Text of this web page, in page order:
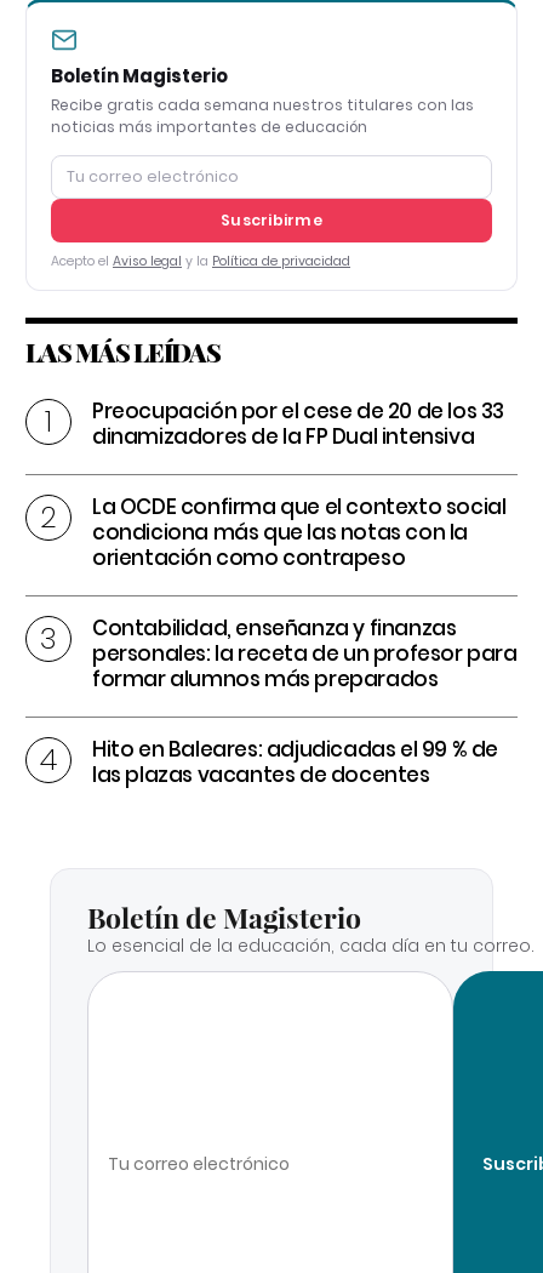
Boletín Magisterio
Recibe gratis cada semana nuestros titulares con las
noticias más importantes de educación
Suscribirme
Acepto el Aviso legal y la Política de privacidad
LAS MÁS LEÍDAS
Preocupación por el cese de 20 de los 33
dinamizadores de la FP Dual intensiva
La OCDE confirma que el contexto social
condiciona más que las notas con la
orientación como contrapeso
Contabilidad, enseñanza y finanzas
personales: la receta de un profesor para
formar alumnos más preparados
Hito en Baleares: adjudicadas el 99 % de
las plazas vacantes de docentes
Boletín de Magisterio
Lo esencial de la educación, cada día en tu correo.